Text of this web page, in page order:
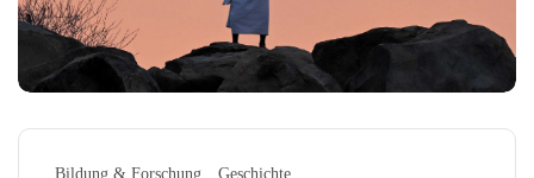
Bildung & Forschung Geschichte